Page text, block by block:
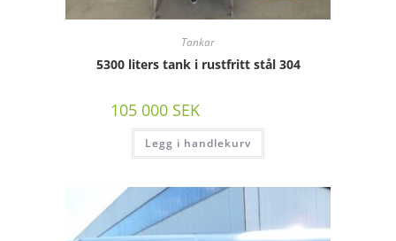
Tankar
5300 liters tank i rustfritt stål 304
105 000 SEK
Legg i handlekurv